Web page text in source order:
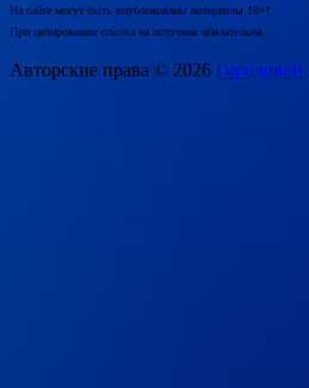
На сайте могут быть опубликованы материалы 18+!
При цитировании ссылка на источник обязательна.
Авторские права © 2026 Городовой.